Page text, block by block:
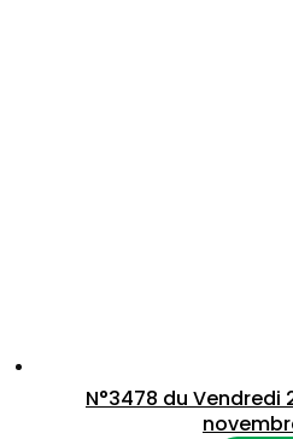
N°3478 du Vendredi